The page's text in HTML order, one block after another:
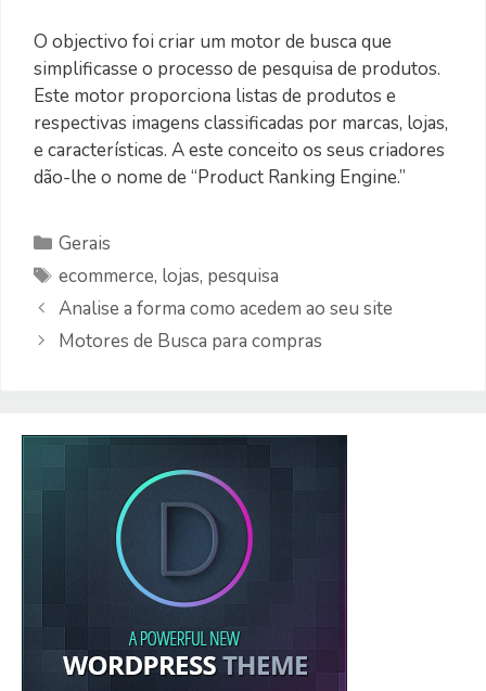
O objectivo foi criar um motor de busca que
simplificasse o processo de pesquisa de produtos.
Este motor proporciona listas de produtos e
respectivas imagens classificadas por marcas, lojas,
e características. A este conceito os seus criadores
dão-lhe o nome de “Product Ranking Engine.”
Categorias
Gerais
Etiquetas
ecommerce, lojas, pesquisa
Analise a forma como acedem ao seu site
Motores de Busca para compras